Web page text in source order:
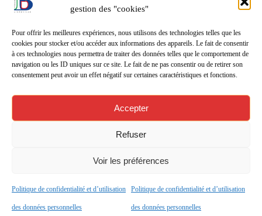
gestion des "cookies"
Pour offrir les meilleures expériences, nous utilisons des technologies telles que les
cookies pour stocker et/ou accéder aux informations des appareils. Le fait de consentir
à ces technologies nous permettra de traiter des données telles que le comportement de
navigation ou les ID uniques sur ce site. Le fait de ne pas consentir ou de retirer son
consentement peut avoir un effet négatif sur certaines caractéristiques et fonctions.
Accepter
Refuser
Voir les préférences
Politique de confidentialité et d’utilisation
des données personnelles
Politique de confidentialité et d’utilisation
des données personnelles